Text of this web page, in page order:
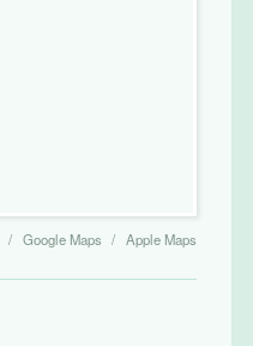
Google Maps Apple Maps